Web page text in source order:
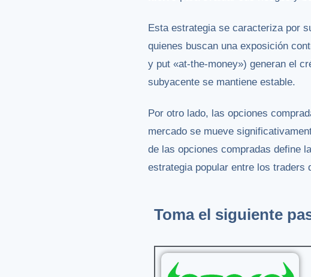
Esta estrategia se caracteriza por
quienes buscan una exposición
y put «at-the-money») generan el
subyacente se mantiene estable.
Por otro lado, las opciones
mercado se mueve
de las opciones compradas define
estrategia popular entre los traders
Toma el siguiente